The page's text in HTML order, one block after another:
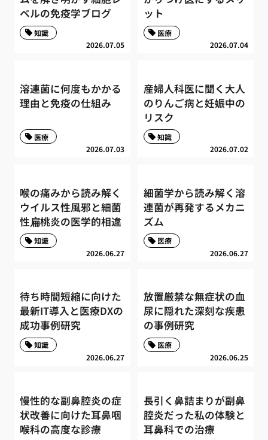
ベルの免疫学ブログ
2026.07.05
知識
ット
2026.07.04
医療
溶連菌に何度もかかる
理由と免疫の仕組み
2026.07.03
医療
産婦人科医に聞く大人
のりんご病と妊娠中の
リスク
2026.07.02
知識
喉の痛みから読み解く
ウイルス性風邪と細菌
性扁桃炎の医学的相違
2026.06.27
知識
細菌学から読み解く溶
連菌が再発するメカニ
ズム
2026.06.27
医療
待ち時間短縮に向けた
最新IT導入と医療DXの
成功事例研究
2026.06.27
知識
放置厳禁な無症状の血
尿に隠れた深刻な疾患
の事例研究
2026.06.25
医療
慢性的な副鼻腔炎の症
状改善に向けた耳鼻咽
喉科の高度な診療
長引く鼻詰まりが副鼻
腔炎だった私の体験と
耳鼻科での治療